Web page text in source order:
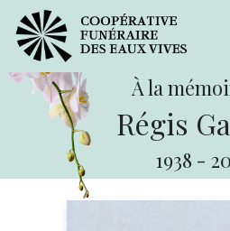
À la
Régis
1938 -